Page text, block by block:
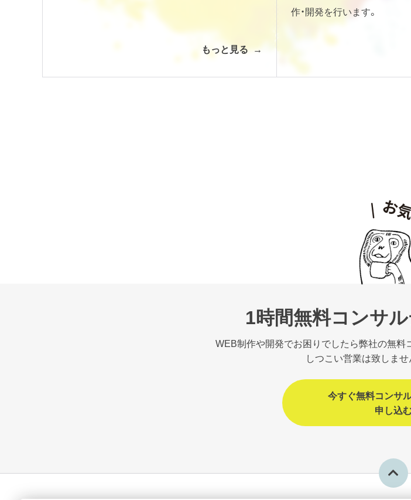
もっと見る
作・開発を行います。
1時間無料コンサ
WEB制作や開発でお困りでしたら弊社の無料
しつこい営業は致しませ
今すぐ無料コンサ
申し込